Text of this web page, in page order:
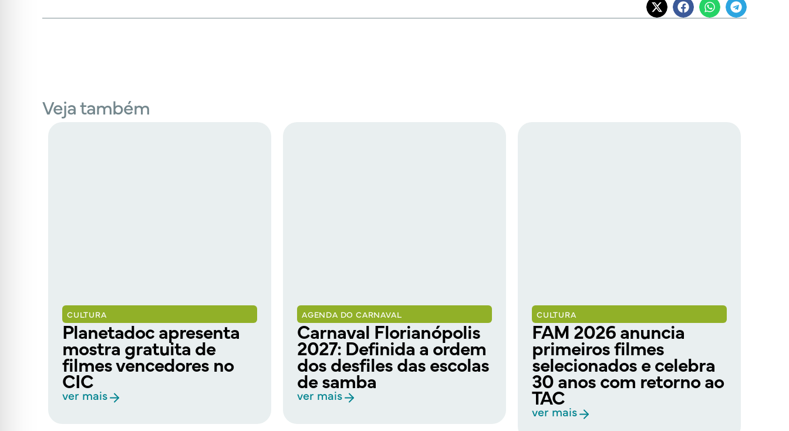
Veja também
CULTURA
Planetadoc apresenta
mostra gratuita de
filmes vencedores no
CIC
ver mais
AGENDA DO CARNAVAL
Carnaval Florianópolis
2027: Definida a ordem
dos desfiles das escolas
de samba
ver mais
CULTURA
FAM 2026 anuncia
primeiros filmes
selecionados e celebra
30 anos com retorno ao
TAC
ver mais